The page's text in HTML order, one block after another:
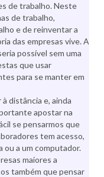
de trabalho. Neste
de trabalho,
e de reinventar a
das empresas vive. A
possível sem uma
que usar
para se manter em
distância e, ainda
apostar na
se pensarmos que
tem acesso,
ou a um computador.
maiores a
também que pensar